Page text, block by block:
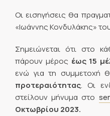
Οι εισηγήσεις θα
«Ιωάννης Κονδυλάκης»
Σημειώνεται ότι στο
πάρουν μέρος έως 15
ενώ για τη συμμετοχή
προτεραιότητας. Οι
στείλουν μήνυμα στο
Οκτωβρίου 2023.